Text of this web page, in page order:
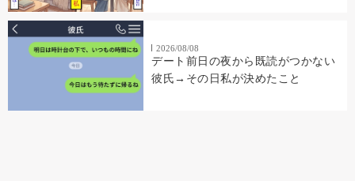
2026/08/08
デート前日の夜から既読がつかない
彼氏→その日私が決めたこと